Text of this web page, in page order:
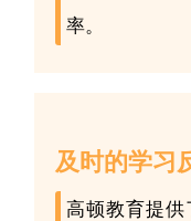
率。
及时的学习
高顿教育提供